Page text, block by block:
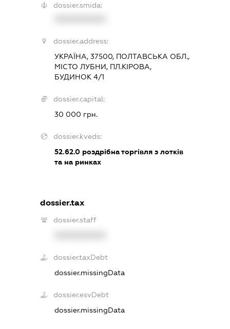
dossier.smida:
dossier.address:
УКРАЇНА, 37500, ПОЛТАВСЬКА ОБЛ.,
МІСТО ЛУБНИ, ПЛ.КІРОВА,
БУДИНОК 4/1
dossier.capital:
30 000 грн.
dossier.kveds:
52.62.0 роздрібна торгівля з лотків
та на ринках
dossier.tax
dossier.staff
dossier.taxDebt
dossier.missingData
dossier.esvDebt
dossier.missingData